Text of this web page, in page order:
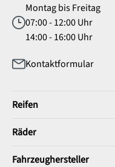
Montag bis Freitag
07:00 - 12:00 Uhr
14:00 - 16:00 Uhr
Kontaktformular
Reifen
Räder
Fahrzeughersteller